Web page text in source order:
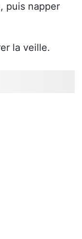
puis napper
la veille.